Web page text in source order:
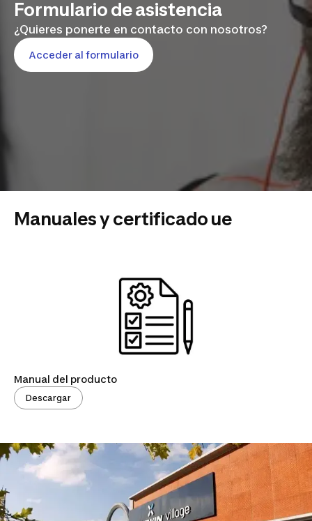
Formulario de asistencia
¿Quieres ponerte en contacto con nosotros?
Acceder al formulario
Manuales y certificado ue
Manual del producto
Descargar